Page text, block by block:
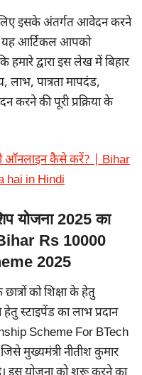
इसके अंतर्गत आवेदन करने
यह आर्टिकल आपको
द्वारा इस लेख में बिहार
लाभ, पात्रता मापदंड,
की पूरी प्रक्रिया के
ऑनलाइन कैसे करें? | Bihar
hai in Hindi
योजना 2025 का
Rs 10000
2025
को शिक्षा के हेतु
स्टाइपेंड का लाभ प्रदान
Scheme For BTech
मुख्यमंत्री नीतीश कुमार